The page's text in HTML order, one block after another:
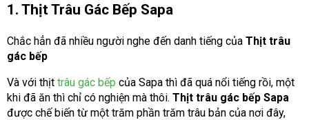
1. Thịt Trâu Gác Bếp Sapa
Chắc hẳn đã nhiều người nghe đến danh tiếng của Thịt trâu
gác bếp
Và với thịt trâu gác bếp của Sapa thì đã quá nổi tiếng rồi, một
khi đã ăn thì chỉ có nghiện mà thôi. Thịt trâu gác bếp Sapa
được chế biến từ một trăm phần trăm trâu bản của nơi đây,